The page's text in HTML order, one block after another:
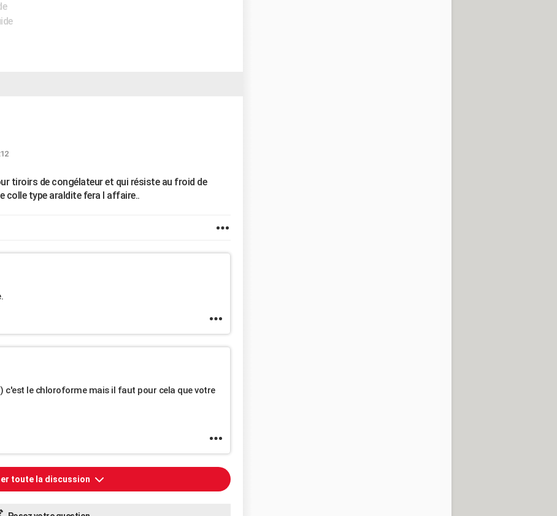
tiroirs de congélateur et qui résiste au froid de
colle type araldite fera l affaire..
c'est le chloroforme mais il faut pour cela que votre
toute la discussion